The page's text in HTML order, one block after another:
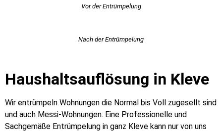
Vor der Entrümpelung
Nach der Entrümpelung
Haushaltsauflösung in Kleve
Wir entrümpeln Wohnungen die Normal bis Voll zugesellt sind
und auch Messi-Wohnungen. Eine Professionelle und
Sachgemäße Entrümpelung in ganz Kleve kann nur von uns